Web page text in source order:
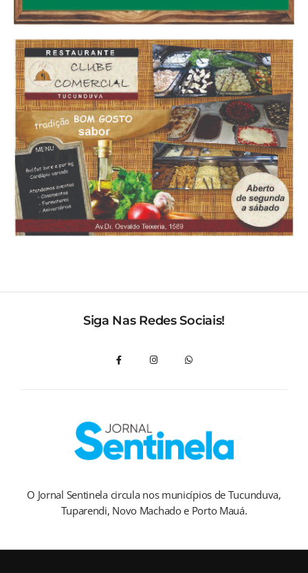
Siga Nas Redes Sociais!
O Jornal Sentinela circula nos municípios de Tucunduva,
Tuparendi, Novo Machado e Porto Mauá.